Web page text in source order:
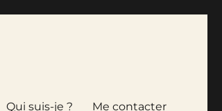
Qui suis-je ? Me contacter